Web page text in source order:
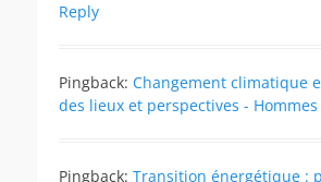
Reply
Pingback: Changement climatique
des lieux et perspectives - Hommes
Pingback: Transition énergétique :